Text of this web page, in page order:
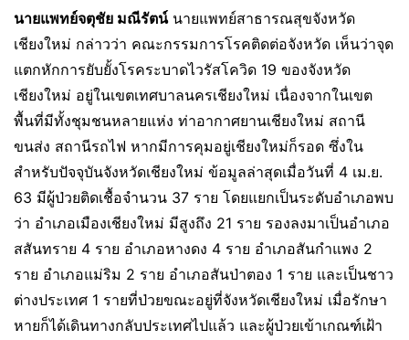
นายแพทย์จตุชัย มณีรัตน์นายแพทย์สาธารณสุขจังหวัด
เชียงใหม่ กล่าวว่า คณะกรรมการโรคติดต่อจังหวัด เห็นว่าจุด
แตกหักการยับยั้งโรคระบาดไวรัสโควิด 19 ของจังหวัด
เชียงใหม่ อยู่ในเขตเทศบาลนครเชียงใหม่ เนื่องจากในเขต
พื้นที่มีทั้งชุมชนหลายแห่ง ท่าอากาศยานเชียงใหม่ สถานี
ขนส่ง สถานีรถไฟ หากมีการคุมอยู่เชียงใหม่ก็รอด ซึ่งใน
สำหรับปัจจุบันจังหวัดเชียงใหม่ ข้อมูลล่าสุดเมื่อวันที่ 4 เม.ย.
63 มีผู้ป่วยติดเชื้อจำนวน 37 ราย โดยแยกเป็นระดับอำเภอพบ
ว่า อำเภอเมืองเชียงใหม่ มีสูงถึง 21 ราย รองลงมาเป็นอำเภอ
สสันทราย 4 ราย อำเภอหางดง 4 ราย อำเภอสันกำแพง 2
ราย อำเภอแม่ริม 2 ราย อำเภอสันป่าตอง 1 ราย และเป็นชาว
ต่างประเทศ 1 รายที่ป่วยขณะอยู่ที่จังหวัดเชียงใหม่ เมื่อรักษา
หายก็ได้เดินทางกลับประเทศไปแล้ว และผู้ป่วยเข้าเกณฑ์เฝ้า